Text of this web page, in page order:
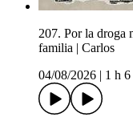
207. Por la droga
familia | Carlos
04/08/2026
1 h